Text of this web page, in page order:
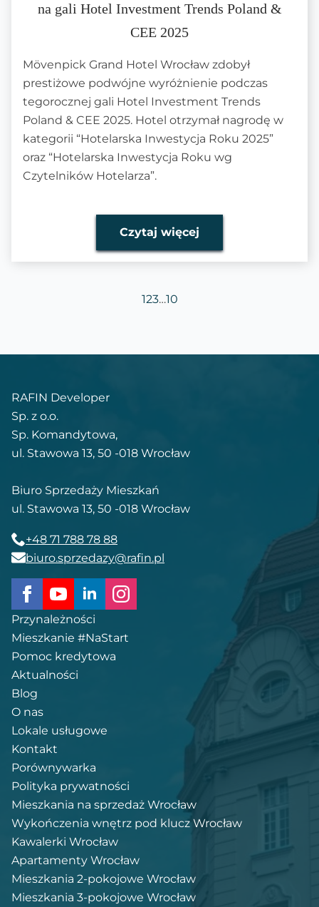
na gali Hotel Investment Trends Poland &
CEE 2025
Mövenpick Grand Hotel Wrocław zdobył
prestiżowe podwójne wyróżnienie podczas
tegorocznej gali Hotel Investment Trends
Poland & CEE 2025. Hotel otrzymał nagrodę w
kategorii “Hotelarska Inwestycja Roku 2025”
oraz “Hotelarska Inwestycja Roku wg
Czytelników Hotelarza”.
Czytaj więcej
123…10
RAFIN Developer
Sp. z o.o.
Sp. Komandytowa,
ul. Stawowa 13, 50 -018 Wrocław
Biuro Sprzedaży Mieszkań
ul. Stawowa 13, 50 -018 Wrocław
+48 71 788 78 88
biuro.sprzedazy@rafin.pl
Przynależności
Mieszkanie #NaStart
Pomoc kredytowa
Aktualności
Blog
O nas
Lokale usługowe
Kontakt
Porównywarka
Polityka prywatności
Mieszkania na sprzedaż Wrocław
Wykończenia wnętrz pod klucz Wrocław
Kawalerki Wrocław
Apartamenty Wrocław
Mieszkania 2-pokojowe Wrocław
Mieszkania 3-pokojowe Wrocław